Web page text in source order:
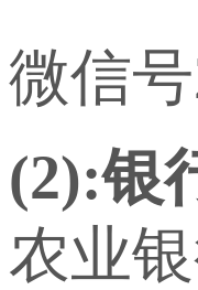
微信
(2):银
农业银